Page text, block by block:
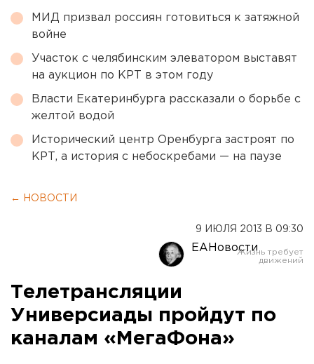
МИД призвал россиян готовиться к затяжной
войне
Участок с челябинским элеватором выставят
на аукцион по КРТ в этом году
Власти Екатеринбурга рассказали о борьбе с
желтой водой
Исторический центр Оренбурга застроят по
КРТ, а история с небоскребами — на паузе
← НОВОСТИ
9 ИЮЛЯ 2013 В 09:30
ЕАНовости
Телетрансляции
Универсиады пройдут по
каналам «МегаФона»